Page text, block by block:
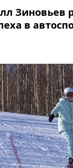
Зиновьев
в